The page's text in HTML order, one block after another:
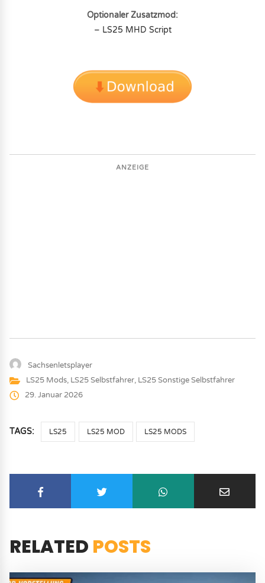
Optionaler Zusatzmod:
– LS25 MHD Script
ANZEIGE
Sachsenletsplayer
LS25 Mods, LS25 Selbstfahrer, LS25 Sonstige Selbstfahrer
29. Januar 2026
TAGS: LS25 LS25 MOD LS25 MODS
RELATED POSTS